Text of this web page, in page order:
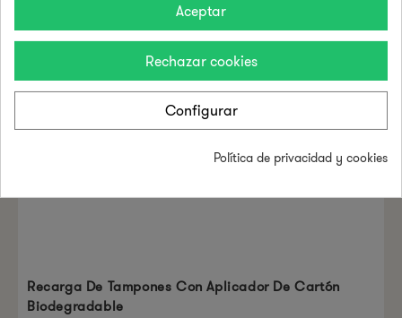
Recarga De Tampones Con Aplicador De Cartón
Biodegradable
Aceptar
Rechazar cookies
Configurar
Política de privacidad y cookies